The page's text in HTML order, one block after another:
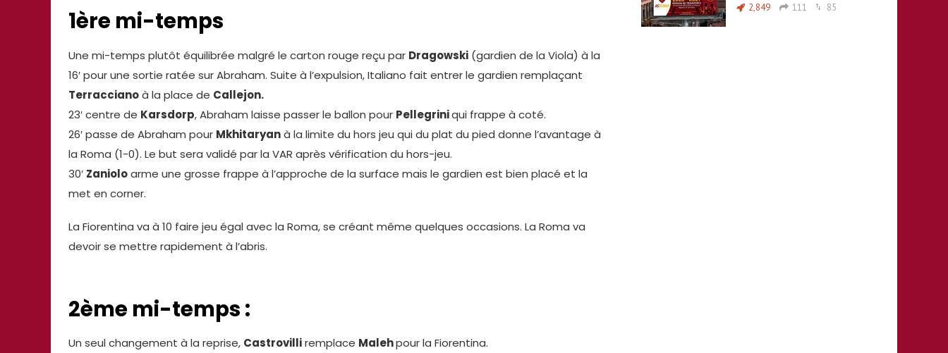
1ère mi-temps
Une mi-temps plutôt équilibrée malgré le carton rouge reçu par Dragowski (gardien de la Viola) à la
16′ pour une sortie ratée sur Abraham. Suite à l’expulsion, Italiano fait entrer le gardien remplaçant
Terraccianoà la place de Callejon.
23′ centre de Karsdorp, Abraham laisse passer le ballon pour Pellegriniqui frappe à coté.
26′ passe de Abraham pour Mkhitaryanà la limite du hors jeu qui du plat du pied donne l’avantage à
la Roma (1-0). Le but sera validé par la VAR après vérification du hors-jeu.
30′ Zanioloarme une grosse frappe à l’approche de la surface mais le gardien est bien placé et la
met en corner.
La Fiorentina va à 10 faire jeu égal avec la Roma, se créant même quelques occasions. La Roma va
devoir se mettre rapidement à l’abris.
2ème mi-temps :
Un seul changement à la reprise, Castrovilliremplace Malehpour la Fiorentina.
2,849 111 85